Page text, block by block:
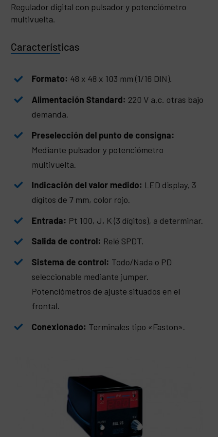
Regulador digital con pulsador y potenciómetro
multivuelta.
Características
Formato: 48 x 48 x 103 mm (1/16 DIN).
Alimentación Standard: 220 V a.c. otras bajo
demanda.
Preselección del punto de consigna:
Mediante pulsador y potenciómetro
multivuelta.
Indicación del valor medido: LED display, 3
dígitos de 7 mm, color rojo.
Entrada: Pt 100, J, K (3 dígitos), a determinar.
Salida de control: Relé SPDT.
Sistema de control: Todo/Nada o PD
seleccionable mediante jumper.
Potenciómetros de ajuste situados en el
frontal.
Conexionado: Terminales tipo «Faston».